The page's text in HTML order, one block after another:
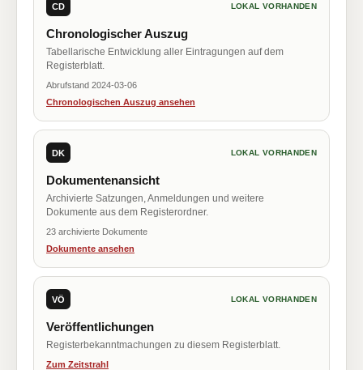
CD LOKAL VORHANDEN
Chronologischer Auszug
Tabellarische Entwicklung aller Eintragungen auf dem
Registerblatt.
Abrufstand 2024-03-06
Chronologischen Auszug ansehen
DK LOKAL VORHANDEN
Dokumentenansicht
Archivierte Satzungen, Anmeldungen und weitere
Dokumente aus dem Registerordner.
23 archivierte Dokumente
Dokumente ansehen
VÖ LOKAL VORHANDEN
Veröffentlichungen
Registerbekanntmachungen zu diesem Registerblatt.
Zum Zeitstrahl